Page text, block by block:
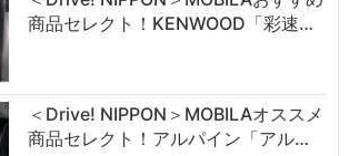
商品セレクト！KENWOOD「彩速…
＜Drive! NIPPON＞MOBILAオススメ
商品セレクト！アルパイン「アル…